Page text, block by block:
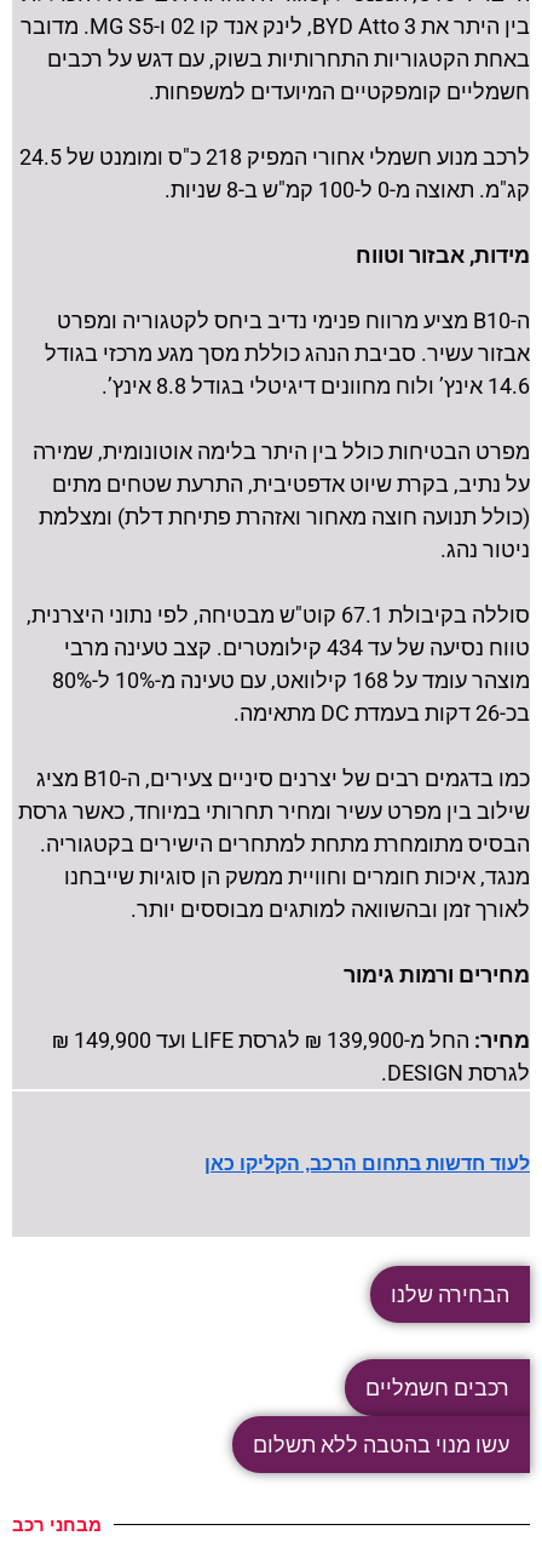
בין היתר את BYD Atto 3, לינק אנד קו 02 ו-MG S5. מדובר
באחת הקטגוריות התחרותיות בשוק, עם דגש על רכבים
חשמליים קומפקטיים המיועדים למשפחות.
לרכב מנוע חשמלי אחורי המפיק 218 כ"ס ומומנט של 24.5
קג"מ. תאוצה מ-0 ל-100 קמ"ש ב-8 שניות.
מידות, אבזור וטווח
ה-B10 מציע מרווח פנימי נדיב ביחס לקטגוריה ומפרט
אבזור עשיר. סביבת הנהג כוללת מסך מגע מרכזי בגודל
14.6 אינץ’ ולוח מחוונים דיגיטלי בגודל 8.8 אינץ’.
מפרט הבטיחות כולל בין היתר בלימה אוטונומית, שמירה
על נתיב, בקרת שיוט אדפטיבית, התרעת שטחים מתים
(כולל תנועה חוצה מאחור ואזהרת פתיחת דלת) ומצלמת
ניטור נהג.
סוללה בקיבולת 67.1 קוט"ש מבטיחה, לפי נתוני היצרנית,
טווח נסיעה של עד 434 קילומטרים. קצב טעינה מרבי
מוצהר עומד על 168 קילוואט, עם טעינה מ-10% ל-80%
בכ-26 דקות בעמדת DC מתאימה.
כמו בדגמים רבים של יצרנים סיניים צעירים, ה-B10 מציג
שילוב בין מפרט עשיר ומחיר תחרותי במיוחד, כאשר גרסת
הבסיס מתומחרת מתחת למתחרים הישירים בקטגוריה.
מנגד, איכות חומרים וחוויית ממשק הן סוגיות שייבחנו
לאורך זמן ובהשוואה למותגים מבוססים יותר.
מחירים ורמות גימור
מחיר:
החל מ-139,900 ₪ לגרסת LIFE ועד 149,900 ₪
לגרסת DESIGN.
לעוד חדשות בתחום הרכב, הקליקו כאן
הבחירה שלנו
רכבים חשמליים
עשו מנוי בהטבה ללא תשלום
מבחני רכב